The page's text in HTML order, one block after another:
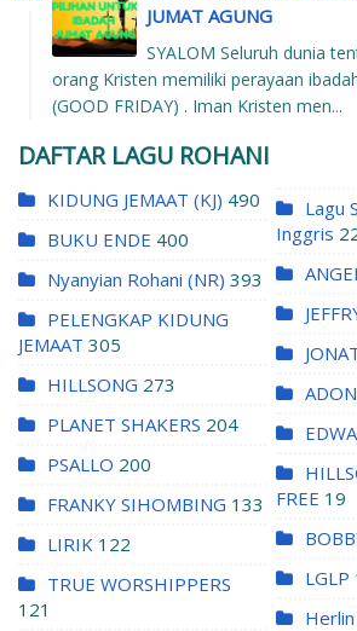
JUMAT AGUNG
SYALOM Seluruh dunia
orang Kristen memiliki perayaan
(GOOD FRIDAY) . Iman Kristen men...
DAFTAR LAGU ROHANI
KIDUNG JEMAAT (KJ) 490
BUKU ENDE 400
Nyanyian Rohani (NR) 393
PELENGKAP KIDUNG
JEMAAT 305
HILLSONG 273
PLANET SHAKERS 204
PSALLO 200
FRANKY SIHOMBING 133
LIRIK 122
TRUE WORSHIPPERS
121
Lagu
Inggris
FREE 19
LGLP